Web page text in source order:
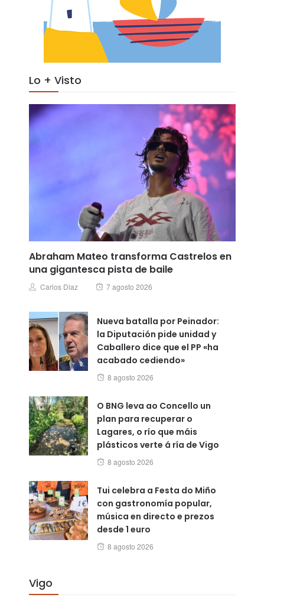
Lo + Visto
Abraham Mateo transforma Castrelos en
una gigantesca pista de baile
Author
Carlos Diaz
Posted
7 agosto 2026
Nueva batalla por Peinador:
la Diputación pide unidad y
Caballero dice que el PP «ha
acabado cediendo»
Posted
8 agosto 2026
O BNG leva ao Concello un
plan para recuperar o
Lagares, o río que máis
plásticos verte á ría de Vigo
Posted
8 agosto 2026
Tui celebra a Festa do Miño
con gastronomía popular,
música en directo e prezos
desde 1 euro
Posted
8 agosto 2026
Vigo